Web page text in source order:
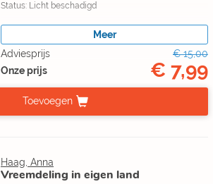
Status: Licht beschadigd
Meer
Adviesprijs
€ 15,00
Onze prijs
€ 7,99
Toevoegen
Haag, Anna
Vreemdeling in eigen land